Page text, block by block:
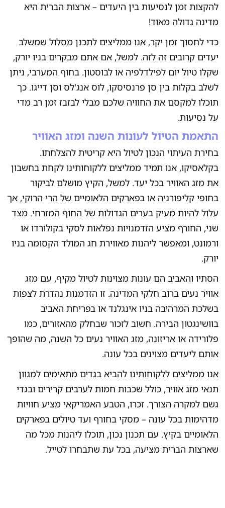
להקצות זמן לנסיעות בין היעדים – ארצות הברית היא
מדינה גדולה מאוד!
כדי לחסוך זמן יקר, אנו ממליצים לתכנן מסלול שמשלב
יעדים קרובים זה לזה. למשל, אם אתם מבקרים בניו יורק,
שקלו טיול יום לפילדלפיה או לבוסטון. בחוף המערבי, ניתן
לשלב בקלות בין סן פרנסיסקו, לוס אנג'לס וסן דייגו. כך
תוכלו למקסם את החוויה שלכם מבלי לבזבז זמן רב מדי
על נסיעות.
התאמת הטיול לעונות השנה ומזג האוויר
בחירת העיתוי הנכון לטיול היא קריטית להצלחתו.
בקלאסיקו, אנו תמיד ממליצים ללקוחותינו לקחת בחשבון
את מזג האוויר בכל יעד. למשל, הקיץ מושלם לביקור
בחופי קליפורניה או בפארקים הלאומיים של הרי הרוקי, אך
עלול להיות מעיק בערים הגדולות של החוף המזרחי. מצד
שני, החורף מציע הזדמנויות נפלאות לסקי בקולורדו או
ורמונט, ומאפשר ליהנות מאווירת חג המולד הקסומה בניו
יורק.
הסתיו והאביב הם עונות מצוינות לטיול מקיף, עם מזג
אוויר נעים ברוב חלקי המדינה. זו הזדמנות נהדרת לצפות
בשלכת המרהיבה בניו אינגלנד או בפריחת האביב
בוושינגטון הבירה. חשוב לזכור שבחלק מהאזורים, כמו
פלורידה או אריזונה, מזג האוויר נעים כל השנה, מה שהופך
אותם ליעדים מצוינים בכל עונה.
אנו ממליצים ללקוחותינו להביא בגדים מתאימים למגוון
תנאי מזג אוויר, כולל שכבות חמות לערבים קרירים ובגדי
גשם למקרה הצורך. זכרו, הטבע האמריקאי מציע חוויות
מדהימות בכל עונה – מסקי בחורף ועד טיולים בפארקים
הלאומיים בקיץ. עם תכנון נכון, תוכלו ליהנות מכל מה
שארצות הברית מציעה, בכל עת שתבחרו לטייל.